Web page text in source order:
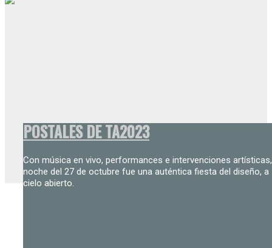
POSTALES DE TA2023
Con música en vivo, performances e intervenciones
noche del 27 de octubre fue una auténtica fiesta del diseño, a
cielo abierto.